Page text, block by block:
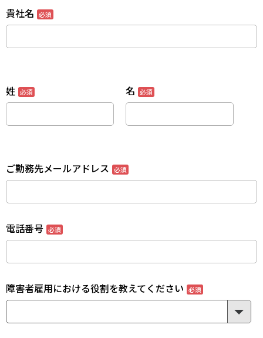
貴社名
姓 名
ご勤務先メールアドレス
電話番号
障害者雇用における役割を教えてください